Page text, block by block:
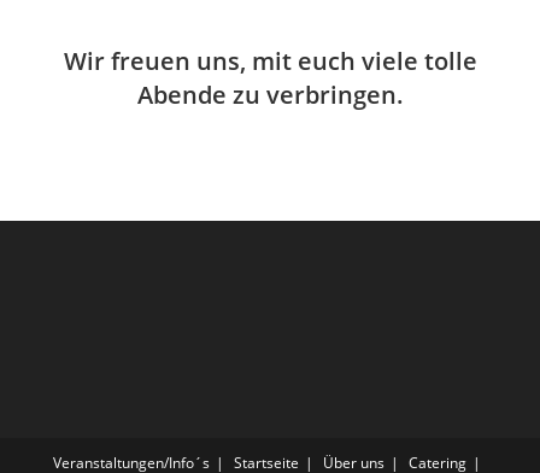
Wir freuen uns, mit euch viele tolle
Abende zu verbringen.
Veranstaltungen/Info´s Startseite Über uns Catering